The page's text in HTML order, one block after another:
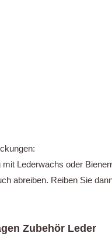
Lederwachs oder
abreiben. Reiben Sie
Zubehör Leder